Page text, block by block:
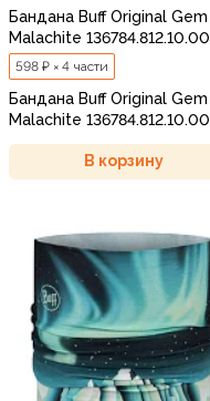
Бандана Buff Original Gem
Malachite 136784.812.10.00
598 ₽ × 4 части
Бандана Buff Original Gem
Malachite 136784.812.10.00
В корзину